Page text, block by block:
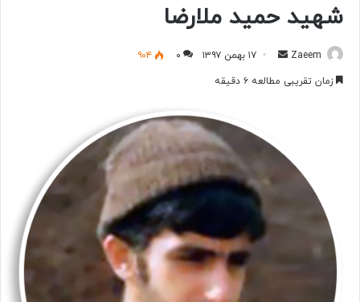
شهید حمید ملارضا
Zaeem ۱۷ بهمن ۱۳۹۷ ۰
۹۰۴
زمان تقریبی مطالعه ۶ دقیقه